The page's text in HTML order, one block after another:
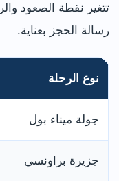
تتغير نقطة الصعود
رسالة الحجز بعناية.
نوع الرحلة
جولة ميناء بول
جزيرة براونسي